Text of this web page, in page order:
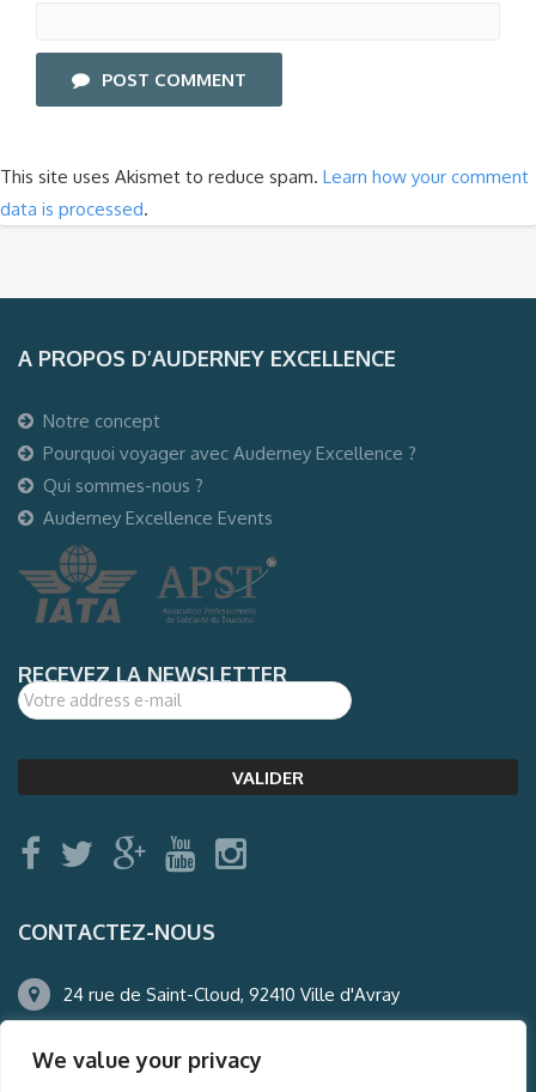
We value your privacy
POST COMMENT
This site uses Akismet to reduce spam. Learn how your comment
data is processed.
A PROPOS D’AUDERNEY EXCELLENCE
Notre concept
Pourquoi voyager avec Auderney Excellence ?
Qui sommes-nous ?
Auderney Excellence Events
RECEVEZ LA NEWSLETTER
CONTACTEZ-NOUS
24 rue de Saint-Cloud, 92410 Ville d'Avray